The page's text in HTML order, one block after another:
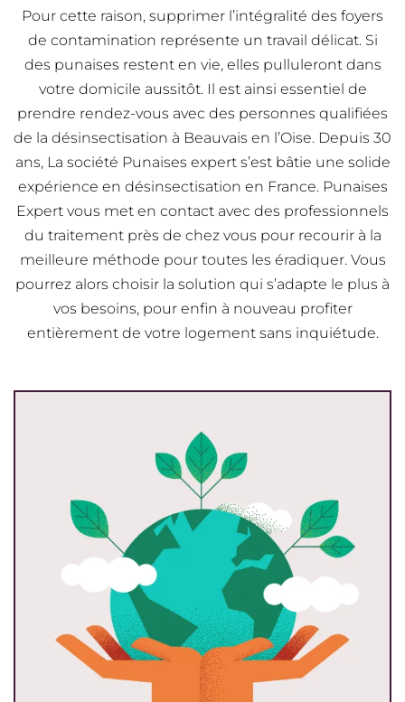
Pour cette raison, supprimer l’intégralité des foyers
de contamination représente un travail délicat. Si
des punaises restent en vie, elles pulluleront dans
votre domicile aussitôt. Il est ainsi essentiel de
prendre rendez-vous avec des personnes qualifiées
de la désinsectisation à Beauvais en l’Oise. Depuis 30
ans, La société Punaises expert s’est bâtie une solide
expérience en désinsectisation en France. Punaises
Expert vous met en contact avec des professionnels
du traitement près de chez vous pour recourir à la
meilleure méthode pour toutes les éradiquer. Vous
pourrez alors choisir la solution qui s’adapte le plus à
vos besoins, pour enfin à nouveau profiter
entièrement de votre logement sans inquiétude.